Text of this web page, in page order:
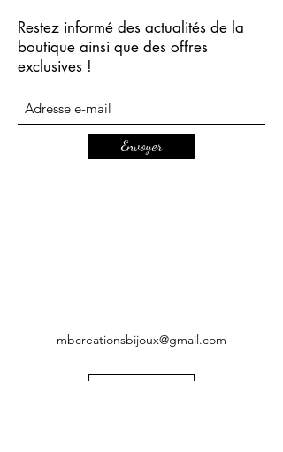
Restez informé des actualités de la
boutique ainsi que des offres
exclusives !
Envoyer
mbcreationsbijoux@gmail.com